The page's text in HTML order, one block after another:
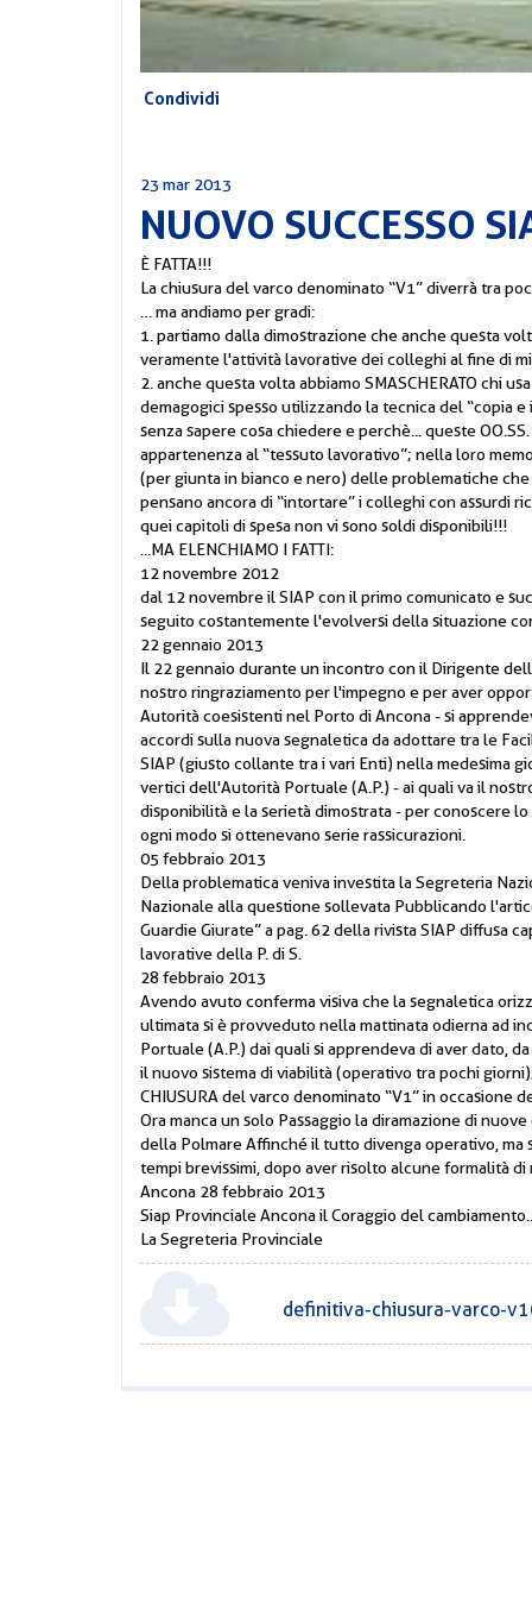
Condividi
23 mar 2013
NUOVO SUCCESSO
È FATTA!!!
La chiusura del varco denominato “V1” diverrà tra
… ma andiamo per gradi:
1. partiamo dalla dimostrazione che anche questa
veramente l'attività lavorative dei colleghi al fine di
2. anche questa volta abbiamo SMASCHERATO chi
demagogici spesso utilizzando la tecnica del “copia
senza sapere cosa chiedere e perchè... queste
appartenenza al “tessuto lavorativo”; nella loro
(per giunta in bianco e nero) delle problematiche
pensano ancora di “intortare” i colleghi con assurdi
quei capitoli di spesa non vi sono soldi disponibili!!!
...MA ELENCHIAMO I FATTI:
12 novembre 2012
dal 12 novembre il SIAP con il primo comunicato e
seguito costantemente l'evolversi della situazione
22 gennaio 2013
Il 22 gennaio durante un incontro con il Dirigente
nostro ringraziamento per l'impegno e per aver
Autorità coesistenti nel Porto di Ancona - si
accordi sulla nuova segnaletica da adottare tra le
SIAP (giusto collante tra i vari Enti) nella medesima
vertici dell'Autorità Portuale (A.P.) - ai quali va il
disponibilità e la serietà dimostrata - per conoscere
ogni modo si ottenevano serie rassicurazioni.
05 febbraio 2013
Della problematica veniva investita la Segreteria
Nazionale alla questione sollevata Pubblicando
Guardie Giurate” a pag. 62 della rivista SIAP diffusa
lavorative della P. di S.
28 febbraio 2013
Avendo avuto conferma visiva che la segnaletica
ultimata si è provveduto nella mattinata odierna ad
Portuale (A.P.) dai quali si apprendeva di aver dato,
il nuovo sistema di viabilità (operativo tra pochi
CHIUSURA del varco denominato “V1” in occasione
Ora manca un solo Passaggio la diramazione di
della Polmare Affinché il tutto divenga operativo, ma
tempi brevissimi, dopo aver risolto alcune formalità di
Ancona 28 febbraio 2013
Siap Provinciale Ancona il Coraggio del
La Segreteria Provinciale
definitiva-chiusura-varco-